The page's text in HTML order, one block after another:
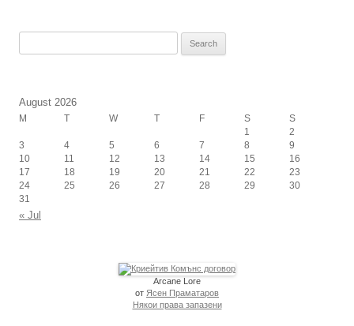
August 2026
M T W T F S
S
1
2
3
4 5 6 7 8
9
10
11 12 13 14 15
16
17
18 19 20 21 22
23
24
25 26 27 28 29
30
31
« Jul
Arcane Lore
от Ясен Праматаров
Някои права запазени